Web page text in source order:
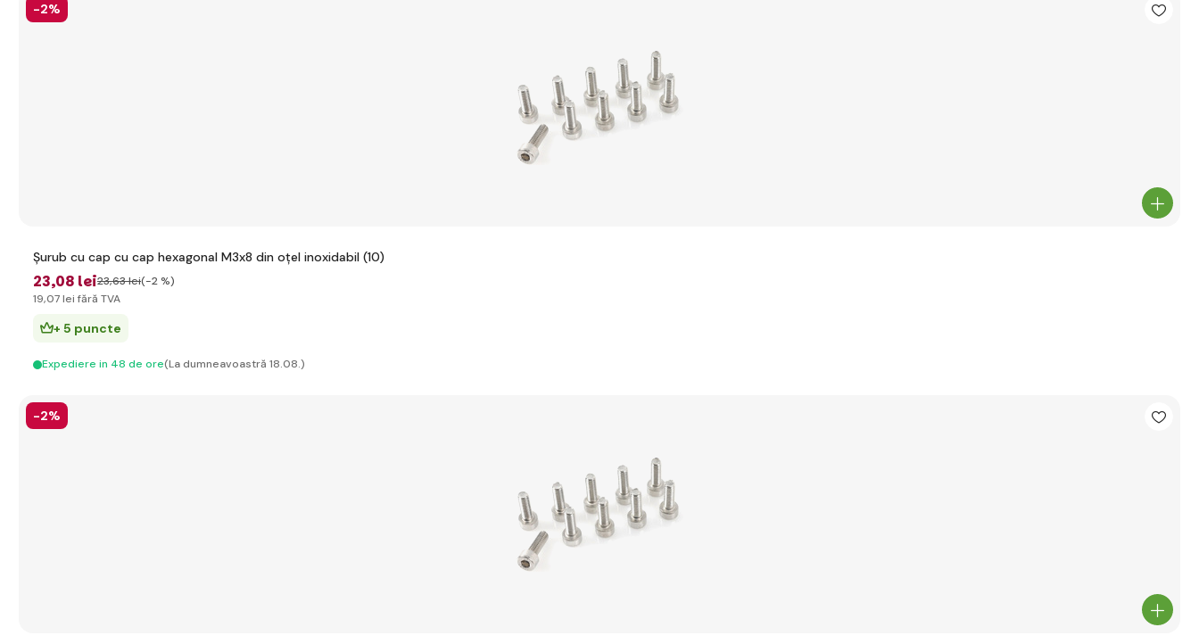
-2%
Șurub cu cap cu cap hexagonal M3x8 din oțel inoxidabil (10)
23,08 lei23,63 lei(-2 %)
19,07 lei fără TVA
+ 5 puncte
Expediere in 48 de ore(La dumneavoastră 18.08.)
-2%